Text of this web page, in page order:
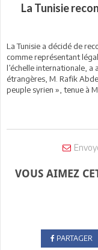
La Tunisie
La Tunisie a décidé de
comme représentant
l’échelle internationale,
étrangères, M. Rafik
peuple syrien », tenue à
VOUS AIMEZ
PARTAGER